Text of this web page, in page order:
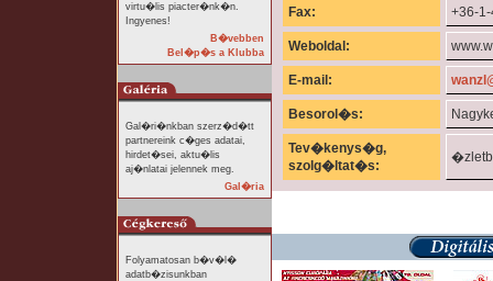
virtu�lis piacter�nk�n.
Ingyenes!
B�vebben
Bel�p�s a Klubba
Gal�ri�nkban szerz�d�tt
partnereink c�ges adatai,
hirdet�sei, aktu�lis
aj�nlatai jelennek meg.
Gal�ria
Folyamatosan b�v�l�
adatb�zisunkban
Fax: +36-
Weboldal:
E-mail:
Besorol�s:
Tev�kenys�g,
szolg�ltat�s: